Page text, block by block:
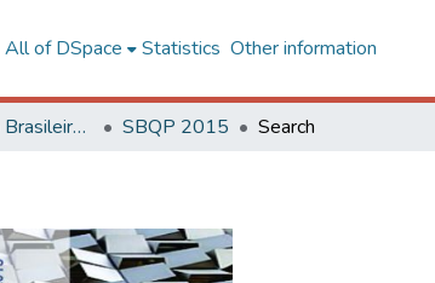
All of DSpace Statistics Other information
SBQP - Simpósio Brasileiro de Qualidade do Projeto no Ambiente Construído SBQP 2015 Search